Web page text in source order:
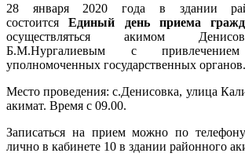
28 января 2020 года в здании
состоится
Единый день приема
осуществляться акимом
Б.М.Нургалиевым с привлечением
уполномоченных государственных органов.
Место проведения: с.Денисовка, улица
акимат. Время с 09.00.
Записаться на прием можно по
лично в кабинете 10 в здании районного